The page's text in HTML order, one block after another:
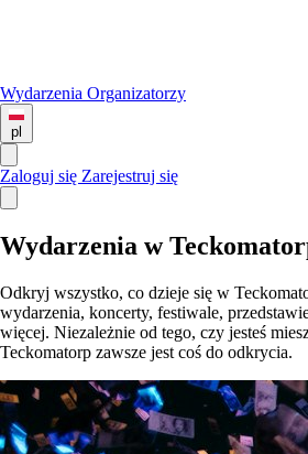
Wydarzenia Organizatorzy
pl
Zaloguj się Zarejestruj się
Wydarzenia w
Odkryj wszystko, co dzieje się w
wydarzenia, koncerty, festiwale,
więcej. Niezależnie od tego, czy jesteś
Teckomatorp zawsze jest coś do odkrycia.